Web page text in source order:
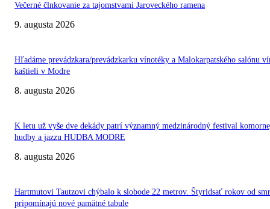
Večerné člnkovanie za tajomstvami Jaroveckého ramena
9. augusta 2026
Hľadáme prevádzkara/prevádzkarku vínotéky a Malokarpatského salónu
kaštieli v Modre
8. augusta 2026
K letu už vyše dve dekády patrí významný medzinárodný festival
hudby a jazzu HUDBA MODRE
8. augusta 2026
Hartmutovi Tautzovi chýbalo k slobode 22 metrov. Štyridsať rokov od
pripomínajú nové pamätné tabule